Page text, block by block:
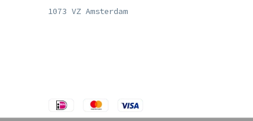
1073 VZ Amsterdam